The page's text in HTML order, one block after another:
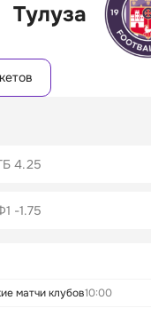
Тулуза
4.25
-1.75
матчи клубов10:00